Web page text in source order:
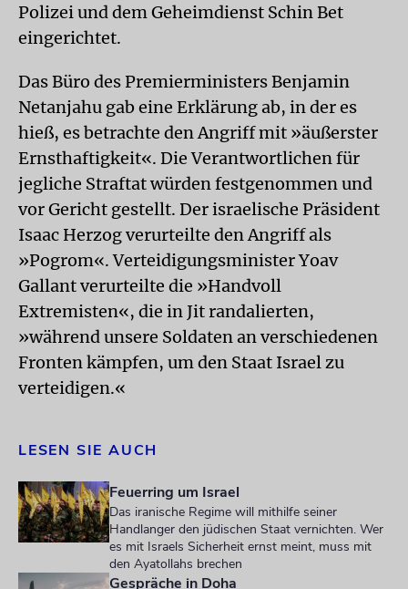
Polizei und dem Geheimdienst Schin Bet
eingerichtet.
Das Büro des Premierministers Benjamin
Netanjahu gab eine Erklärung ab, in der es
hieß, es betrachte den Angriff mit »äußerster
Ernsthaftigkeit«. Die Verantwortlichen für
jegliche Straftat würden festgenommen und
vor Gericht gestellt. Der israelische Präsident
Isaac Herzog verurteilte den Angriff als
»Pogrom«. Verteidigungsminister Yoav
Gallant verurteilte die »Handvoll
Extremisten«, die in Jit randalierten,
»während unsere Soldaten an verschiedenen
Fronten kämpfen, um den Staat Israel zu
verteidigen.«
LESEN SIE AUCH
Feuerring um Israel
Das iranische Regime will mithilfe seiner
Handlanger den jüdischen Staat vernichten. Wer
es mit Israels Sicherheit ernst meint, muss mit
den Ayatollahs brechen
Gespräche in Doha